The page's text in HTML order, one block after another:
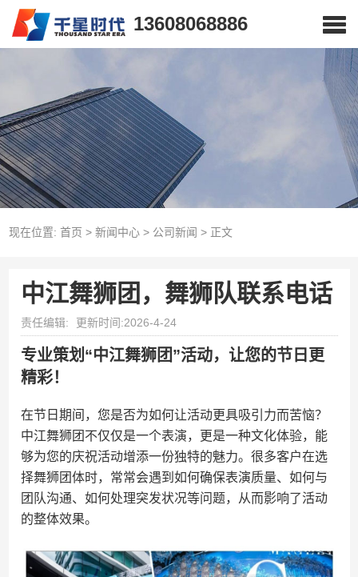
13608068886
现在位置: 首页 > 新闻中心> 公司新闻 > 正文
中江舞狮团，舞狮队联系电话
责任编辑: 更新时间:2026-4-24
专业策划“中江舞狮团”活动，让您的节日更
精彩！
在节日期间，您是否为如何让活动更具吸引力而苦恼？
中江舞狮团不仅仅是一个表演，更是一种文化体验，能
够为您的庆祝活动增添一份独特的魅力。很多客户在选
择舞狮团体时，常常会遇到如何确保表演质量、如何与
团队沟通、如何处理突发状况等问题，从而影响了活动
的整体效果。